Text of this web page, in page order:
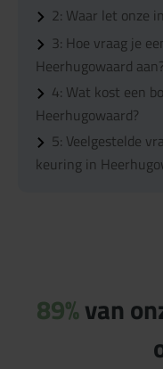
2: Waar let onze
3: Hoe vraag je
Heerhugowaard aan?
4: Wat kost een
Heerhugowaard?
5: Veelgestelde
keuring in
89%van